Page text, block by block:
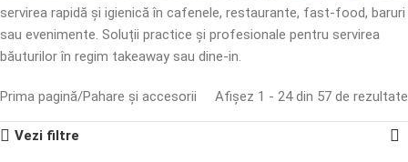
servirea rapidă și igienică în cafenele, restaurante, fast-food, baruri
sau evenimente. Soluții practice și profesionale pentru servirea
băuturilor în regim takeaway sau dine-in.
Prima pagină Pahare și accesorii Afișez 1 - 24 din 57 de rezultate
Vezi filtre